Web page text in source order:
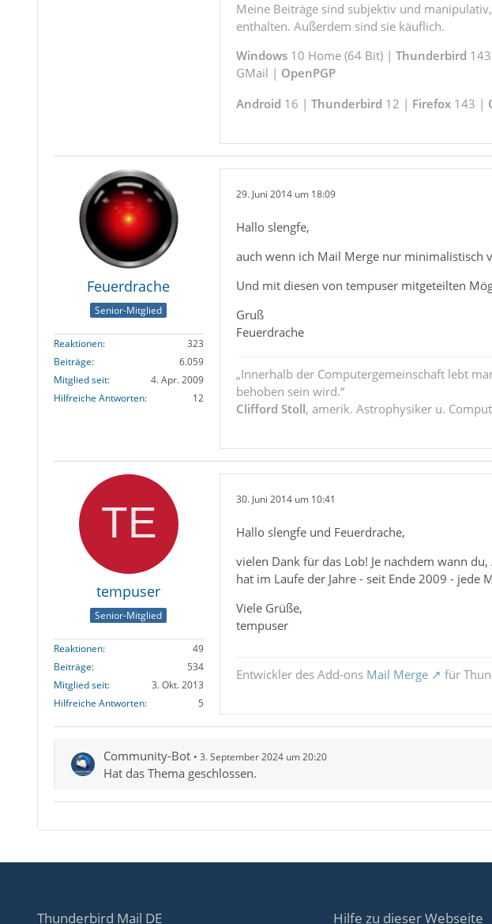
Meine Beiträge sind subjektiv und
enthalten. Außerdem sind sie käuflich.
Windows10 Home (64 Bit) | Thunderbird
GMail | OpenPGP
Android 16 | Thunderbird 12 | Firefox143 |
Feuerdrache
Senior-Mitglied
Reaktionen
323
Beiträge
6.059
Mitglied seit
4. Apr. 2009
Hilfreiche Antworten
12
29. Juni 2014 um 18:09
Hallo slengfe,
auch wenn ich Mail Merge nur minimalistisch
Und mit diesen von tempuser mitgeteilten
Gruß
Feuerdrache
„Innerhalb der Computergemeinschaft lebt
behoben sein wird.“
Clifford Stoll, amerik. Astrophysiker u.
tempuser
Senior-Mitglied
Reaktionen
49
Beiträge
534
Mitglied seit
3. Okt. 2013
Hilfreiche Antworten
5
30. Juni 2014 um 10:41
Hallo slengfe und Feuerdrache,
vielen Dank für das Lob! Je nachdem wann du,
hat im Laufe der Jahre - seit Ende 2009 - jede
Viele Grüße,
tempuser
Entwickler des Add-ons Mail Merge für
Community-Bot 3. September 2024 um 20:20
Hat das Thema geschlossen.
Thunderbird Mail DE Hilfe zu dieser Webseite